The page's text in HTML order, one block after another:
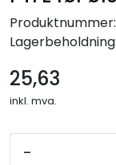
Produktnummer:
Lagerbeholdning:
25,63
inkl. mva.
-